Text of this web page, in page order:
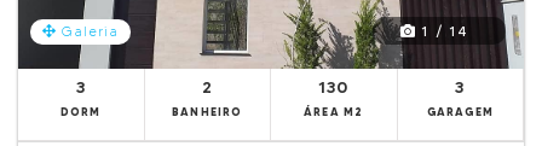
Galeria 1 / 14
3
DORM
2
BANHEIRO
130
ÁREA M2
3
GARAGEM